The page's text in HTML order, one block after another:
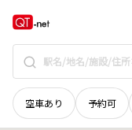
空車あり 予約可
鳥取県